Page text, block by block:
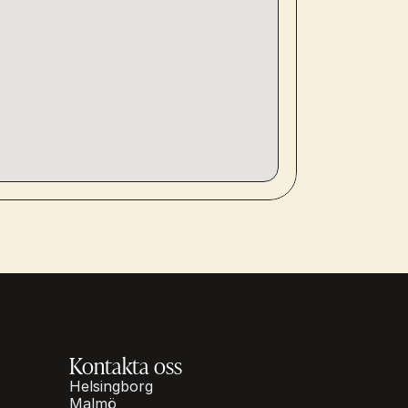
Kontakta oss
Helsingborg
Malmö